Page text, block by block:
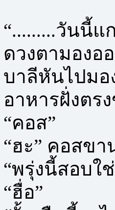
“.........วันนี้
ดวงตามองอ
บาลีหันไปม
อาหารฝั่งตร
“คอส”
“ฮะ” คอสขา
“พรุ่งนี้สอบใ
“ฮื่อ”